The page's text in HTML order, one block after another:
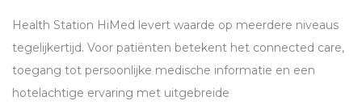
Health Station HiMed levert waarde op meerdere niveaus
tegelijkertijd. Voor patiënten betekent het connected care,
toegang tot persoonlijke medische informatie en een
hotelachtige ervaring met uitgebreide